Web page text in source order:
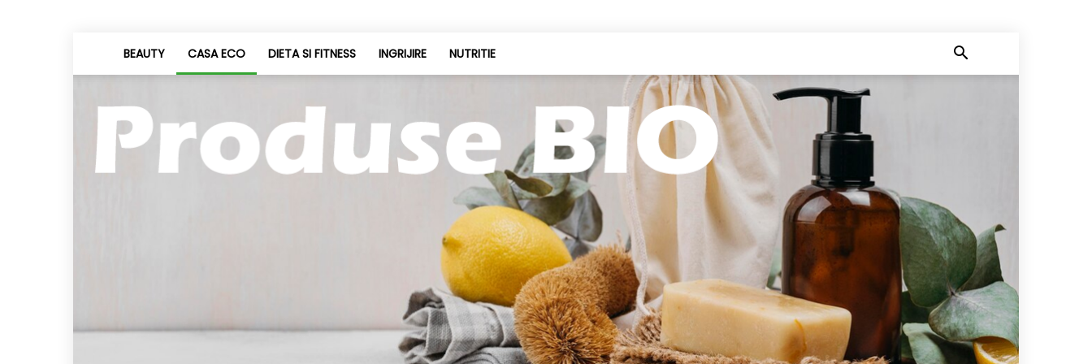
BEAUTY CASA ECO DIETA SI FITNESS INGRIJIRE NUTRITIE